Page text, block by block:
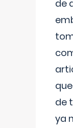
de
de
ya